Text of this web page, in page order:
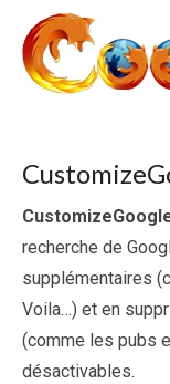
recherche de
supplémentaires
Voila…) et en
(comme les pubs
désactivables.